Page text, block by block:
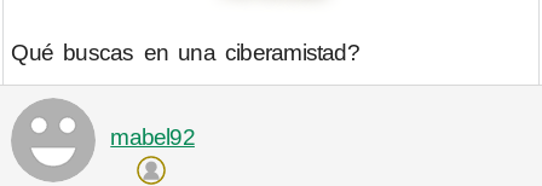
Qué buscas en una ciberamistad?
mabel92